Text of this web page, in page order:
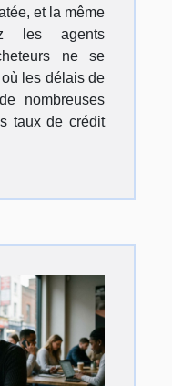
et la même
les agents
ne se
où les délais de
nombreuses
taux de crédit